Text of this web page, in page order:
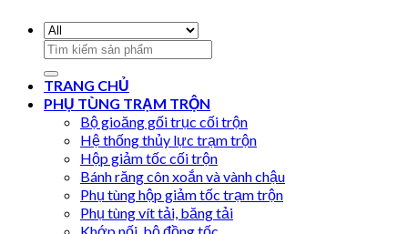
Search
for:
TRANG CHỦ
PHỤ TÙNG TRẠM TRỘN
Bộ gioăng gối trục cối trộn
Hệ thống thủy lực trạm trộn
Hộp giảm tốc cối trộn
Bánh răng côn xoắn và vành chậu
Phụ tùng hộp giảm tốc trạm trộn
Phụ tùng vít tải, băng tải